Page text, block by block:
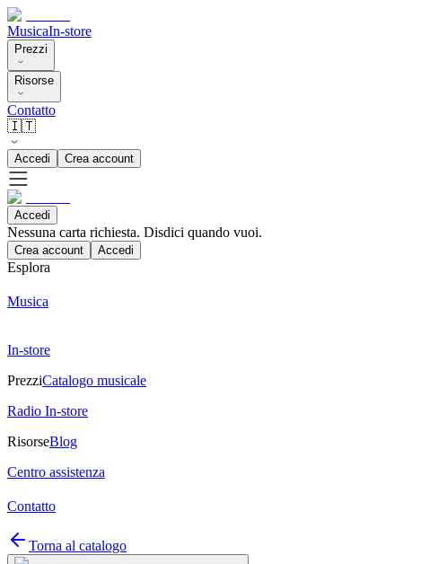
MusicaIn-store
Prezzi
Risorse
Contatto
🇮🇹
Accedi Crea account
Accedi
Nessuna carta richiesta. Disdici quando vuoi.
Crea account Accedi
Esplora
Musica
In-store
PrezziCatalogo musicale
Radio In-store
RisorseBlog
Centro assistenza
Contatto
Torna al catalogo